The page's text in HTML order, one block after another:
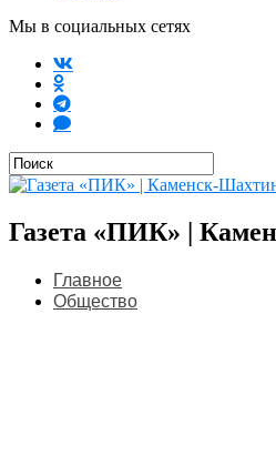
Мы в социальных сетях
Газета «ПИК» |
Главное
Общество